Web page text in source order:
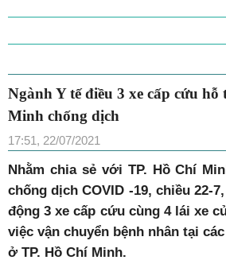
Ngành Y tế điều 3 xe cấp cứu
Minh chống dịch
17:51, 22/07/2021
Nhằm chia sẻ với TP. Hồ Chí
chống dịch COVID -19, chiều 22-
động 3 xe cấp cứu cùng 4 lái xe
việc vận chuyển bệnh nhân tại
ở TP. Hồ Chí Minh.